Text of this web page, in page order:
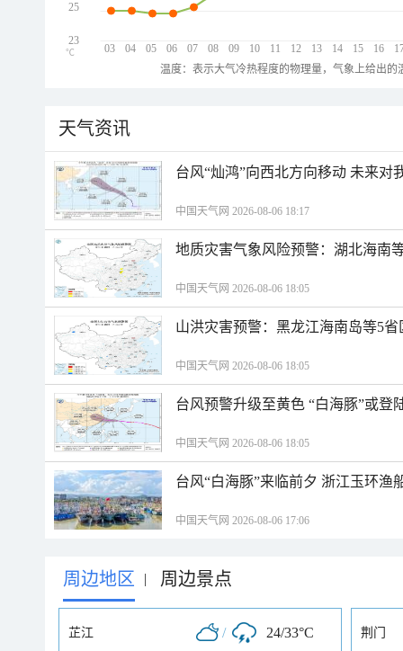
03 04 05 06 07 08 09 10 11 12 13 14 15 16
25
23
℃
温度：表示大气冷热程度的物理量，气象上给出
天气资讯
台风“灿鸿”向西北方向移动 未来对
中国天气网 2026-08-06 18:17
地质灾害气象风险预警：湖北海南
中国天气网 2026-08-06 18:05
山洪灾害预警：黑龙江海南岛等5
中国天气网 2026-08-06 18:05
台风预警升级至黄色 “白海豚”或登
中国天气网 2026-08-06 18:05
台风“白海豚”来临前夕 浙江玉环渔
中国天气网 2026-08-06 17:06
周边地区 | 周边景点
芷江 / 24/33°C 荆门